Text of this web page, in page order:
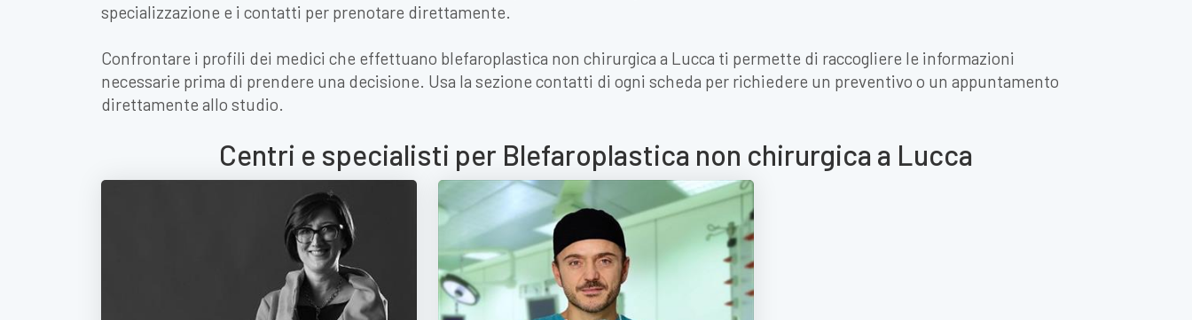
specializzazione e i contatti per prenotare direttamente.
Confrontare i profili dei medici che effettuano blefaroplastica non chirurgica a Lucca ti permette di raccogliere le informazioni
necessarie prima di prendere una decisione. Usa la sezione contatti di ogni scheda per richiedere un preventivo o un appuntamento
direttamente allo studio.
Centri e specialisti per Blefaroplastica non chirurgica a Lucca